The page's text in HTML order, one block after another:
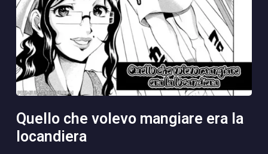
quello che volevo mangiare era la
locandiera